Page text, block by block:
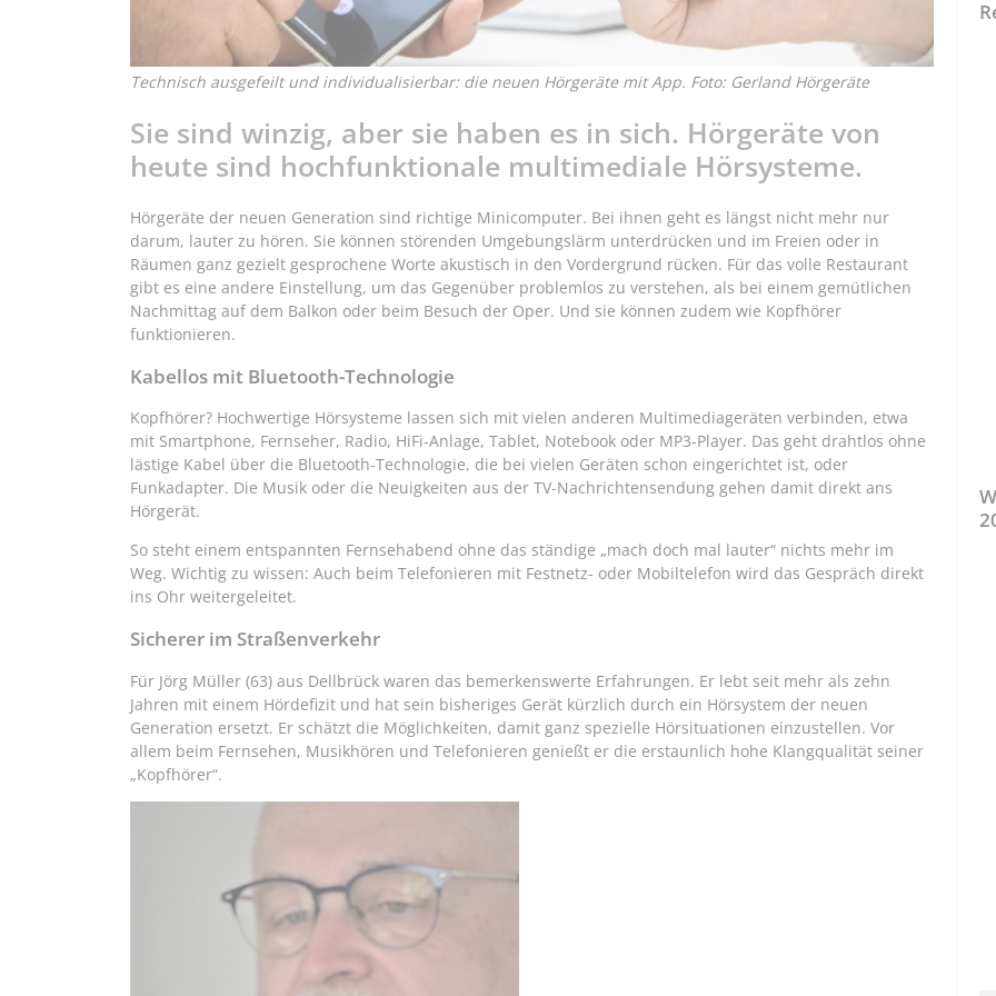
Technisch ausgefeilt und individualisierbar: die neuen Hörgeräte mit App. Foto: Gerland Hörgeräte
Sie sind winzig, aber sie haben es in sich. Hörgeräte von
heute sind hochfunktionale multimediale Hörsysteme.
Hörgeräte der neuen Generation sind richtige Minicomputer. Bei ihnen geht es längst nicht mehr nur
darum, lauter zu hören. Sie können störenden Umgebungslärm unterdrücken und im Freien oder in
Räumen ganz gezielt gesprochene Worte akustisch in den Vordergrund rücken. Für das volle Restaurant
gibt es eine andere Einstellung, um das Gegenüber problemlos zu verstehen, als bei einem gemütlichen
Nachmittag auf dem Balkon oder beim Besuch der Oper. Und sie können zudem wie Kopfhörer
funktionieren.
Kabellos mit Bluetooth-Technologie
Kopfhörer? Hochwertige Hörsysteme lassen sich mit vielen anderen Multimediageräten verbinden, etwa
mit Smartphone, Fernseher, Radio, HiFi-Anlage, Tablet, Notebook oder MP3-Player. Das geht drahtlos ohne
lästige Kabel über die Bluetooth-Technologie, die bei vielen Geräten schon eingerichtet ist, oder
Funkadapter. Die Musik oder die Neuigkeiten aus der TV-Nachrichtensendung gehen damit direkt ans
Hörgerät.
So steht einem entspannten Fernsehabend ohne das ständige „mach doch mal lauter“ nichts mehr im
Weg. Wichtig zu wissen: Auch beim Telefonieren mit Festnetz- oder Mobiltelefon wird das Gespräch direkt
ins Ohr weitergeleitet.
Sicherer im Straßenverkehr
Für Jörg Müller (63) aus Dellbrück waren das bemerkenswerte Erfahrungen. Er lebt seit mehr als zehn
Jahren mit einem Hördefizit und hat sein bisheriges Gerät kürzlich durch ein Hörsystem der neuen
Generation ersetzt. Er schätzt die Möglichkeiten, damit ganz spezielle Hörsituationen einzustellen. Vor
allem beim Fernsehen, Musikhören und Telefonieren genießt er die erstaunlich hohe Klangqualität seiner
„Kopfhörer“.